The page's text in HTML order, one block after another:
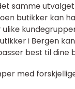
samme
butikker kan
i Bergen
best til dine
med